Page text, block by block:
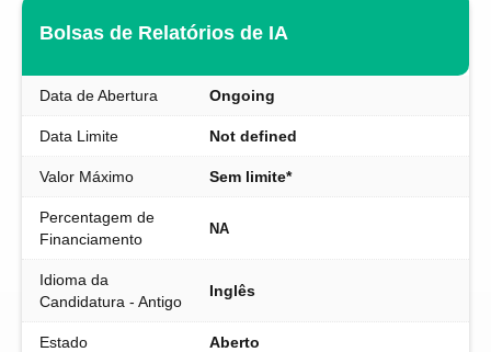
Bolsas de Relatórios de IA
Data de Abertura Ongoing
Data Limite Not defined
Valor Máximo Sem limite*
Percentagem de
Financiamento
NA
Idioma da
Candidatura - Antigo
Inglês
Estado Aberto